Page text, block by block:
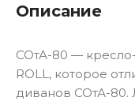
Описание
СОтА-80 —
ROLL, которое
диванов СОтА-